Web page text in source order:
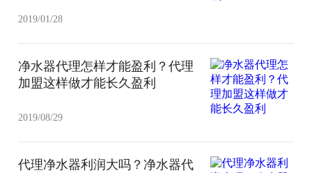
2019/01/28
净水器代理怎样才能盈利？代理
加盟这样做才能长久盈利
2019/08/29
代理净水器利润大吗？净水器代